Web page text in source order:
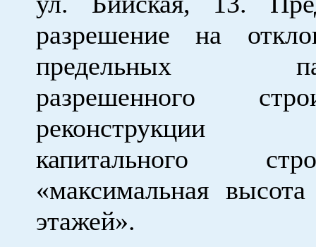
разрешение на
предельных
разрешенного
реконструкции
капитального
«максимальная
этажей».